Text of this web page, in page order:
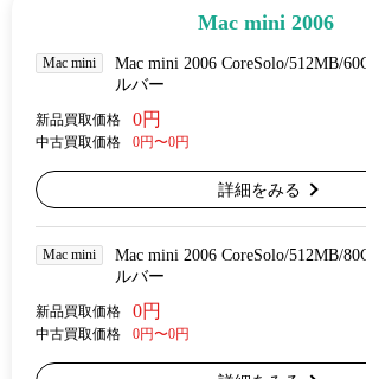
Mac mini 2006
Mac mini
Mac mini 2006 CoreSolo/512MB/
ルバー
新品買取価格 0円
中古買取価格 0円〜0円
詳細をみる
Mac mini
Mac mini 2006 CoreSolo/512MB/
ルバー
新品買取価格 0円
中古買取価格 0円〜0円